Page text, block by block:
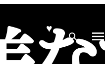
♥